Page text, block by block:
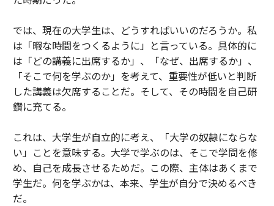
では、現在の大学生は、どうすればいいのだろうか。私
は「暇な時間をつくるように」と言っている。具体的に
は「どの講義に出席するか」、「なぜ、出席するか」、
「そこで何を学ぶのか」を考えて、重要性が低いと判断
した講義は欠席することだ。そして、その時間を自己研
鑽に充てる。
これは、大学生が自立的に考え、「大学の奴隷にならな
い」ことを意味する。大学で学ぶのは、そこで学問を修
め、自己を成長させるためだ。この際、主体はあくまで
学生だ。何を学ぶかは、本来、学生が自分で決めるべき
だ。